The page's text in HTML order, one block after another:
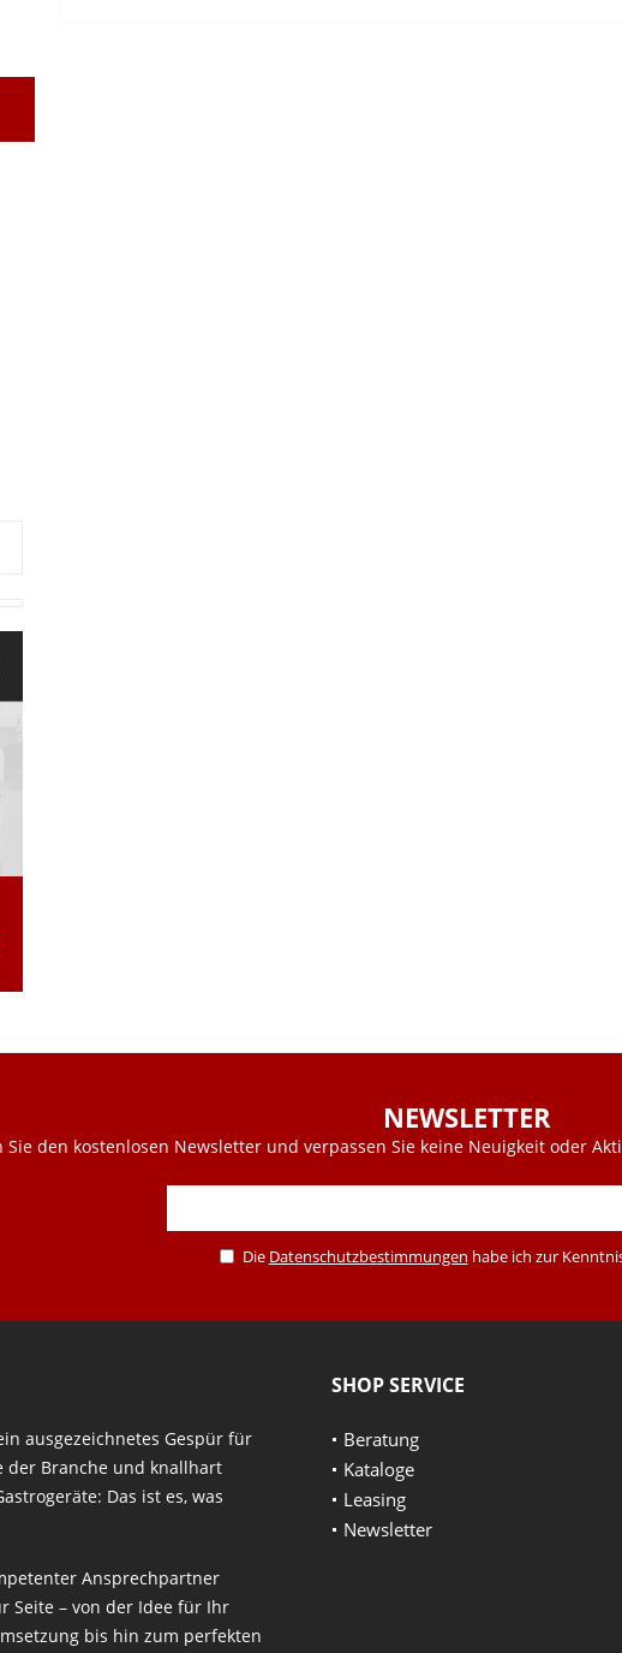
NEWSLETTER
Sie den kostenlosen Newsletter und verpassen Sie keine Neuigkeit oder
Die Datenschutzbestimmungen habe ich zur
ausgezeichnetes Gespür für
der Branche und knallhart
Das ist es, was
Ansprechpartner
Seite – von der Idee für Ihr
bis hin zum perfekten
SHOP SERVICE
Beratung
Kataloge
Leasing
Newsletter